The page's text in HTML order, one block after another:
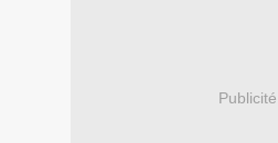
Publicité